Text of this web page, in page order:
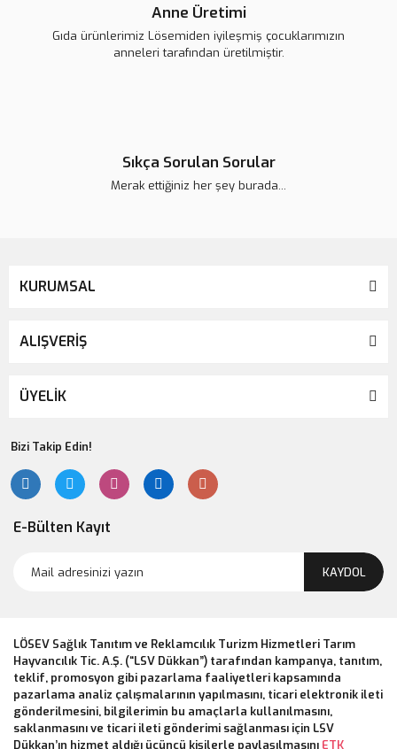
Anne Üretimi
Gıda ürünlerimiz Lösemiden iyileşmiş çocuklarımızın
anneleri tarafından üretilmiştir.
Sıkça Sorulan Sorular
Merak ettiğiniz her şey burada...
KURUMSAL
ALIŞVERİŞ
ÜYELİK
Bizi Takip Edin!
E-Bülten Kayıt
KAYDOL
LÖSEV Sağlık Tanıtım ve Reklamcılık Turizm Hizmetleri Tarım
Hayvancılık Tic. A.Ş. (“LSV Dükkan”) tarafından kampanya, tanıtım,
teklif, promosyon gibi pazarlama faaliyetleri kapsamında
pazarlama analiz çalışmalarının yapılmasını, ticari elektronik ileti
gönderilmesini, bilgilerimin bu amaçlarla kullanılmasını,
saklanmasını ve ticari ileti gönderimi sağlanması için LSV
Dükkan’ın hizmet aldığı üçüncü kişilerle paylaşılmasını ETK